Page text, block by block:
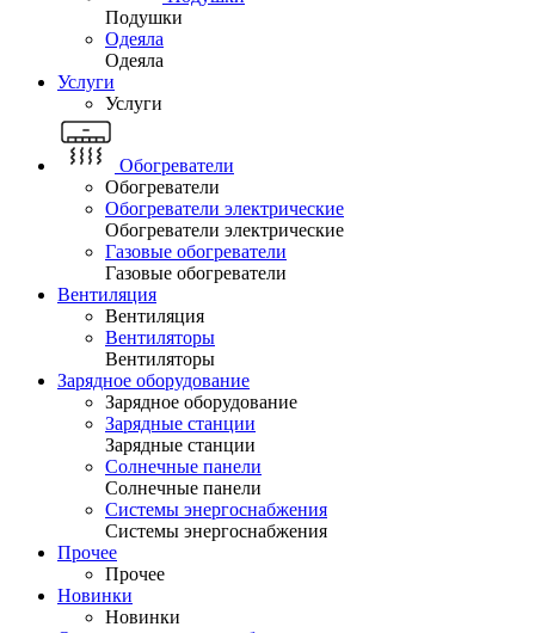
Подушки
Одеяла
Одеяла
Услуги
Услуги
Обогреватели
Обогреватели
Обогреватели электрические
Обогреватели электрические
Газовые обогреватели
Газовые обогреватели
Вентиляция
Вентиляция
Вентиляторы
Вентиляторы
Зарядное оборудование
Зарядное оборудование
Зарядные станции
Зарядные станции
Солнечные панели
Солнечные панели
Системы энергоснабжения
Системы энергоснабжения
Прочее
Прочее
Новинки
Новинки